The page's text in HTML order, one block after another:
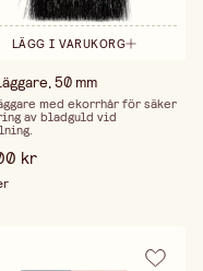
LÄGG I VARUKORG
50 mm
med ekorrhår för säker
av bladguld vid
kr